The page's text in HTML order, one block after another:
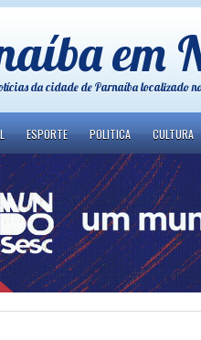
em
da cidade de Parnaíba localizado
ESPORTE POLITICA CULTURA